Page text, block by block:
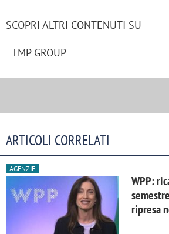
SCOPRI ALTRI CONTENUTI SU
TMP GROUP
ARTICOLI CORRELATI
AGENZIE
WPP:
ripresa